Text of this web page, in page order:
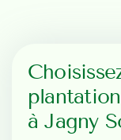
à Jagny